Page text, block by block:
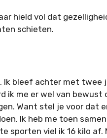
hield vol dat
schieten.
bleef achter met twee
ik me er wel van
Want stel je voor dat
Ik heb me toen
sporten viel ik 16 kilo af.